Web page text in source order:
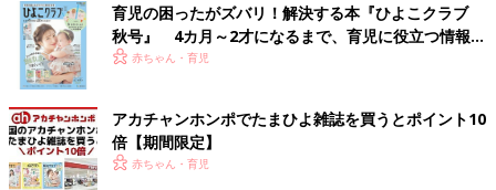
育児の困ったがズバリ！解決する本『ひよこクラブ
秋号』 4カ月～2才になるまで、育児に役立つ情報が
いっぱい！
赤ちゃん・育児
アカチャンホンポでたまひよ雑誌を買うとポイント10
倍【期間限定】
赤ちゃん・育児